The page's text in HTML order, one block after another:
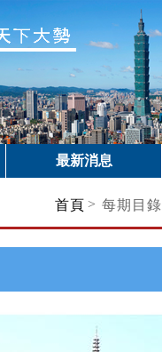
最新消息
首頁 > 每期目錄